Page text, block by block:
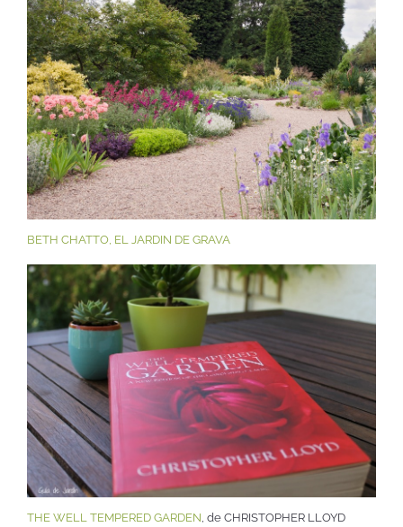
BETH CHATTO, EL JARDIN DE GRAVA
THE WELL TEMPERED GARDEN , de CHRISTOPHER LLOYD